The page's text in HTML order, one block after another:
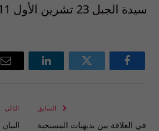
سيدة الجبل 23 تشرين الأول 2011
فيسبوك تويتر لينكدإن
السابق
في العلاقة بين بديهيات المسيحية
التالي